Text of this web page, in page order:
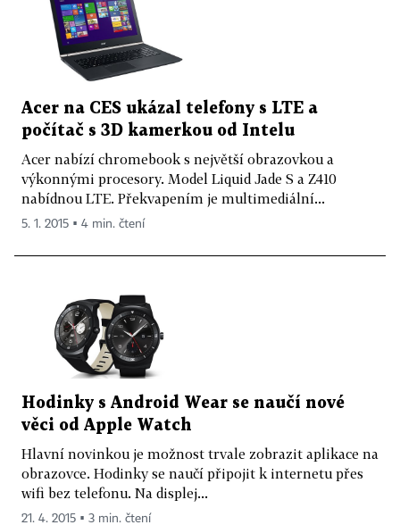
Acer na CES ukázal telefony s LTE a
počítač s 3D kamerkou od Intelu
Acer nabízí chromebook s největší obrazovkou a
výkonnými procesory. Model Liquid Jade S a Z410
nabídnou LTE. Překvapením je multimediální...
5. 1. 2015 ▪ 4 min. čtení
Hodinky s Android Wear se naučí nové
věci od Apple Watch
Hlavní novinkou je možnost trvale zobrazit aplikace na
obrazovce. Hodinky se naučí připojit k internetu přes
wifi bez telefonu. Na displej...
21. 4. 2015 ▪ 3 min. čtení